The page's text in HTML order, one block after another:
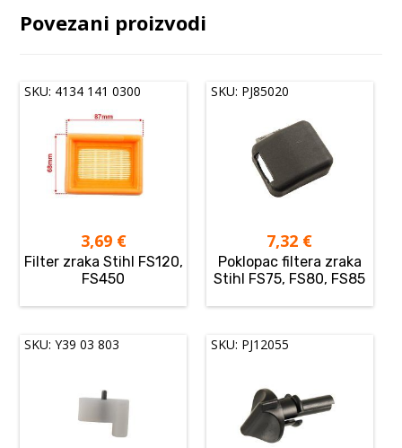
Povezani proizvodi
SKU: 4134 141 0300
3,69 €
Filter zraka Stihl FS120,
FS450
SKU: PJ85020
7,32 €
Poklopac filtera zraka
Stihl FS75, FS80, FS85
SKU: Y39 03 803 SKU: PJ12055